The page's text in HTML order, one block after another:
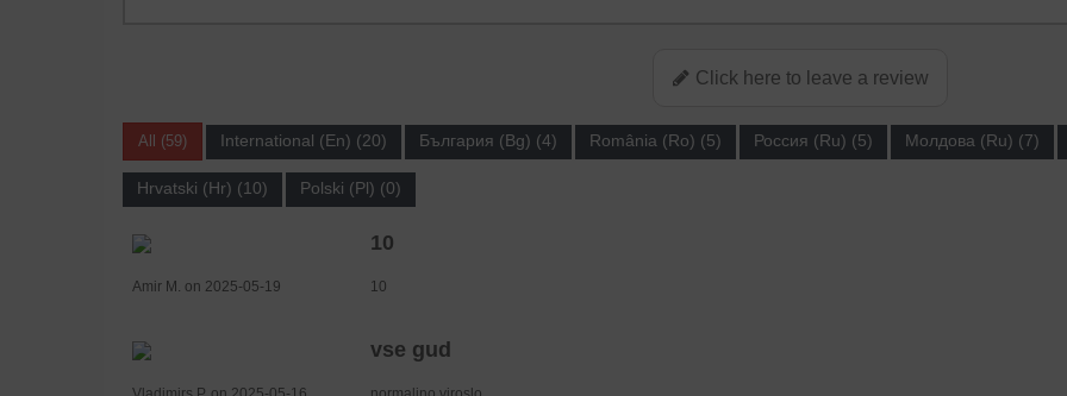
Click here to leave a review
All (59) International (En) (20) България (Bg) (4) România (Ro) (5) Россия (Ru) (5) Молдова (Ru) (7)
Hrvatski (Hr) (10) Polski (Pl) (0)
10
Amir M. on 2025-05-19 10
vse gud